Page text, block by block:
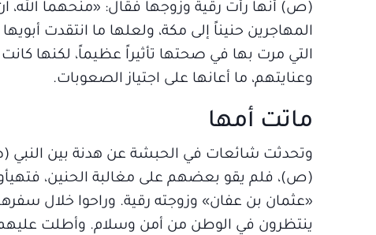
(ص) أنها رأت رقية وزوجها فقال: «منحهما الله،
المهاجرين حنيناً إلى مكة، ولعلها ما انتقدت
التي مرت بها في صحتها تأثيراً عظيماً، لكنها
وعنايتهم، ما أعانها على اجتياز الصعوبات.
ماتت أمها
وتحدثت شائعات في الحبشة عن هدنة بين النبي
(ص)، فلم يقو بعضهم على مغالبة الحنين،
«عثمان بن عفان» وزوجته رقية. وراحوا خلال
ينتظرون في الوطن من أمن وسلام. وأطلت